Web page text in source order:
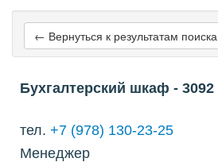
← Вернуться к результатам поиска
Бухгалтерский шкаф - 3092
тел. +7 (978) 130-23-25
Менеджер